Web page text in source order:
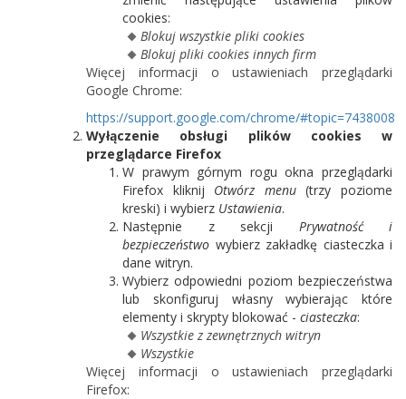
cookies:
Blokuj wszystkie pliki cookies
Blokuj pliki cookies innych firm
Więcej informacji o ustawieniach przeglądarki
Google Chrome:
https://support.google.com/chrome/#topic=7438008
Wyłączenie obsługi plików cookies w
przeglądarce Firefox
W prawym górnym rogu okna przeglądarki
Firefox kliknij Otwórz menu(trzy poziome
kreski) i wybierz Ustawienia.
Następnie z sekcji Prywatność i
bezpieczeństwo wybierz zakładkę ciasteczka i
dane witryn.
Wybierz odpowiedni poziom bezpieczeństwa
lub skonfiguruj własny wybierając które
elementy i skrypty blokować - ciasteczka:
Wszystkie z zewnętrznych witryn
Wszystkie
Więcej informacji o ustawieniach przeglądarki
Firefox: